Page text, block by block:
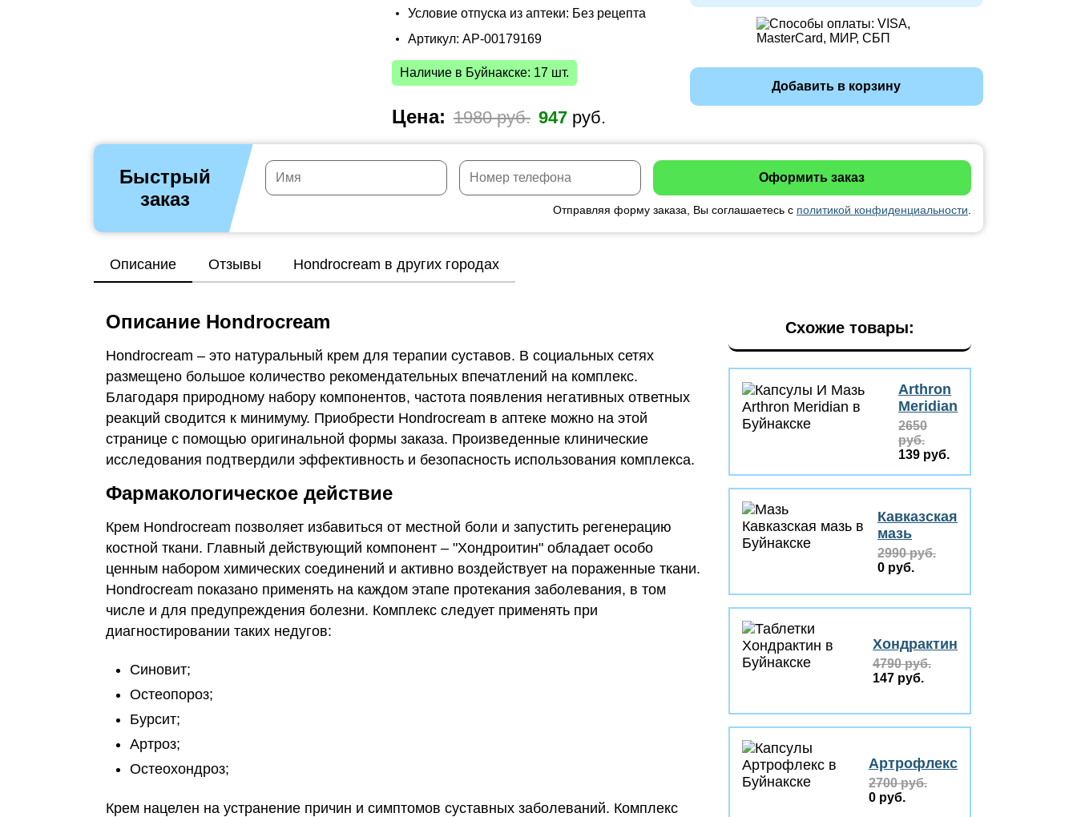
Условие отпуска из аптеки: Без рецепта
Артикул: AP-00179169
Наличие в Буйнакске: 17 шт.
Цена: 1980 руб. 947руб.
Добавить в корзину
Быстрый
заказ
Отправляя форму заказа, Вы соглашаетесь с политикой конфиденциальности
Описание Отзывы Hondrocream в других городах
Описание Hondrocream
Hondrocream – это натуральный крем для терапии суставов. В социальных сетях
размещено большое количество рекомендательных впечатлений на комплекс.
Благодаря природному набору компонентов, частота появления негативных ответных
реакций сводится к минимуму. Приобрести Hondrocream в аптеке можно на этой
странице с помощью оригинальной формы заказа. Произведенные клинические
исследования подтвердили эффективность и безопасность использования комплекса.
Фармакологическое действие
Крем Hondrocream позволяет избавиться от местной боли и запустить регенерацию
костной ткани. Главный действующий компонент – "Хондроитин" обладает особо
ценным набором химических соединений и активно воздействует на пораженные ткани.
Hondrocream показано применять на каждом этапе протекания заболевания, в том
числе и для предупреждения болезни. Комплекс следует применять при
диагностировании таких недугов:
Синовит;
Остеопороз;
Бурсит;
Артроз;
Остеохондроз;
Крем нацелен на устранение причин и симптомов суставных заболеваний. Комплекс
Схожие товары:
Arthron
Meridian
2650
руб.
139 руб.
Кавказская
мазь
2990 руб.
0 руб.
Хондрактин
4790 руб.
147 руб.
Артрофлекс
2700 руб.
0 руб.